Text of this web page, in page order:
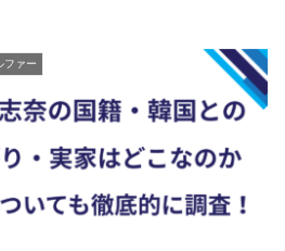
ファー